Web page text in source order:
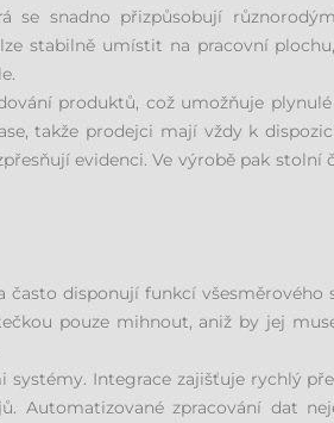
se snadno přizpůsobují
stabilně umístit na pracovní
produktů, což umožňuje
takže prodejci mají vždy k
evidenci. Ve výrobě pak stolní
často disponují funkcí
pouze mihnout, aniž by jej
Integrace zajišťuje rychlý
Automatizované zpracování dat